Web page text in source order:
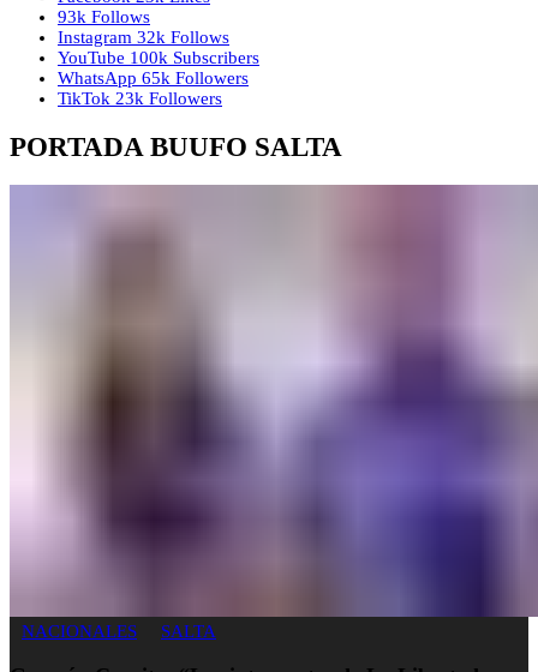
93k Follows
Instagram 32k Follows
YouTube 100k Subscribers
WhatsApp 65k Followers
TikTok 23k Followers
PORTADA BUUFO SALTA
NACIONALES SALTA